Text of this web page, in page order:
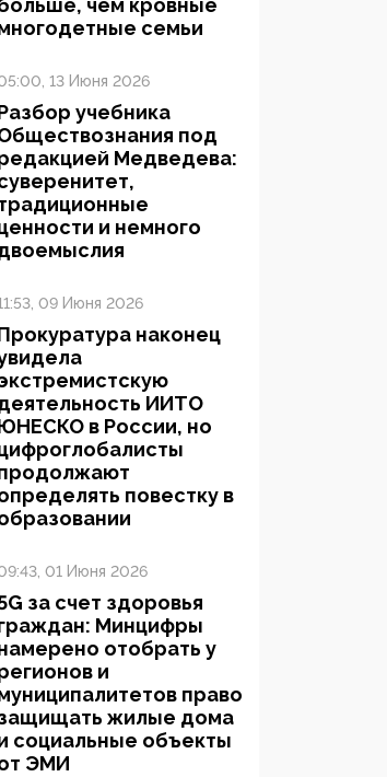
чем кровные
семьи
13 Июня 2026
учебника
под
Медведева:
и немного
09 Июня 2026
наконец
ИИТО
в России, но
повестку в
01 Июня 2026
за счет здоровья
Минцифры
отобрать у
и
право
жилые дома
социальные объекты
ЭМИ